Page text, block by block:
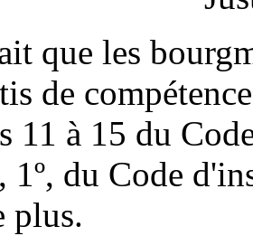
que les
de
11 à 15 du
1º, du Code
plus.